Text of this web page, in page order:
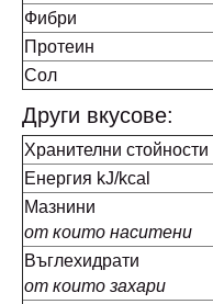
Фибри
Протеин
Сол
Други вкусове:
Хранителни стойности
Енергия kJ/kcal
Мазнини
от които наситени
Въглехидрати
от които захари